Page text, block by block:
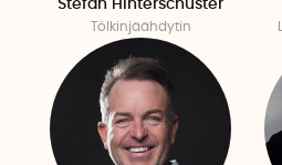
Stefan Hinterschuster
Tölkinjäähdytin